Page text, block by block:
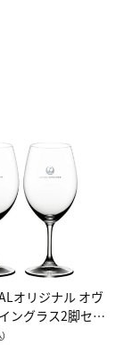
オリジナル オヴ
ングラス2脚セッ
ン）